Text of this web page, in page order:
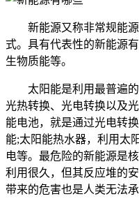
新能源又称非常规能源
式。具有代表性的新能源
生物质能等。
太阳能是利用最普遍的
光热转换、光电转换以及
能电池，就是通过光电转
能;太阳能热水器，利用太
电等。最危险的新能源是
利用很久，但其反应堆的
带来的危害也是人类无法承